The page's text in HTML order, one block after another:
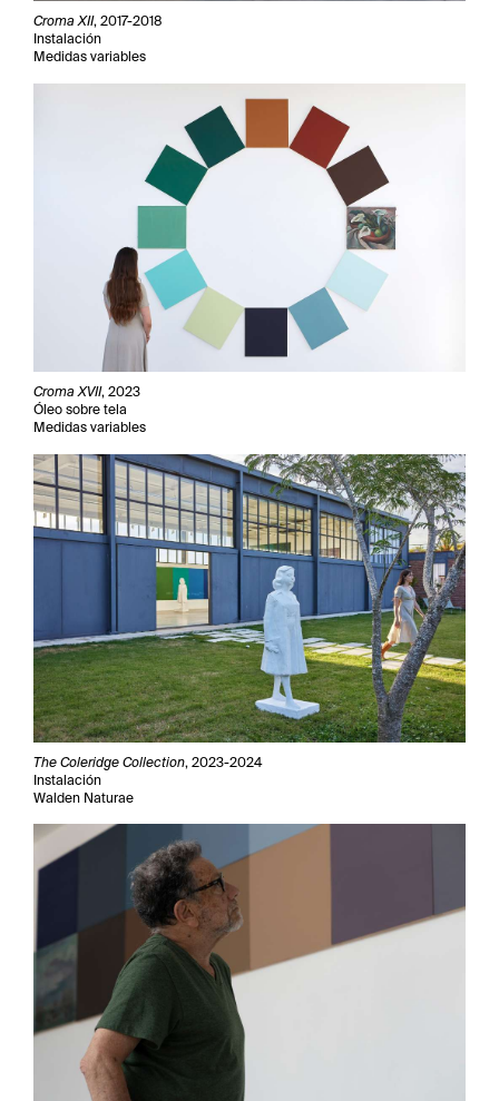
Croma XII, 2017-2018
Instalación
Medidas variables
Croma XVII, 2023
Óleo sobre tela
Medidas variables
The Coleridge Collection, 2023-2024
Instalación
Walden Naturae